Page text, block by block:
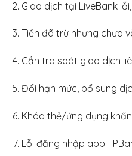
Giao dịch tại LiveBank
Tiền đã trừ nhưng chưa
Cần tra soát giao dịch
Đổi hạn mức, bổ sung
Khóa thẻ/ứng dụng
Lỗi đăng nhập app